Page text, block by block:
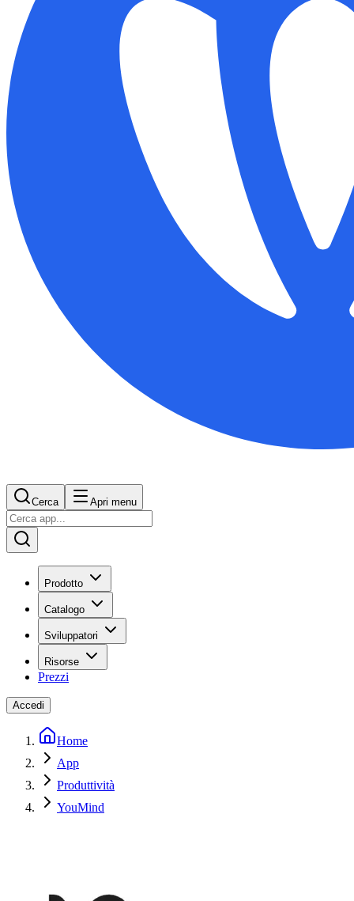
Cerca Apri menu
Prodotto
Catalogo
Sviluppatori
Risorse
Prezzi
Accedi
Home
App
Produttività
YouMind